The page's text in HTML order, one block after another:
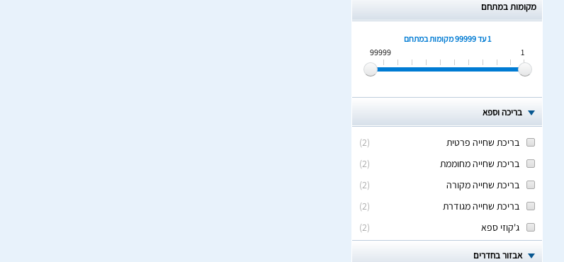
מקומות במתחם
1 עד 99999
מקומות במתחם
1
99999
בריכה וספא
(
2
)
בריכת שחייה פרטית
(
2
)
בריכת שחייה מחוממת
(
2
)
בריכת שחייה מקורה
(
2
)
בריכת שחייה מגודרת
(
2
) ג'קוזי ספא
אבזור בחדרים